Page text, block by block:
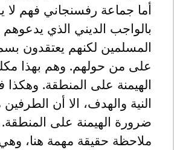
أما جماعة رفسنجاني فهم لا
بالواجب الديني الذي يدعوهم
المسلمين لكنهم يعتقدون
على من حولهم. وهم بهذا
الهيمنة على المنطقة. وهكذا
النية والهدف، الا أن
ضرورة الهيمنة على
ملاحظة حقيقة مهمة هنا،